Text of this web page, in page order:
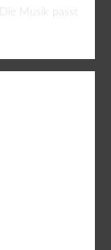
Musik passt